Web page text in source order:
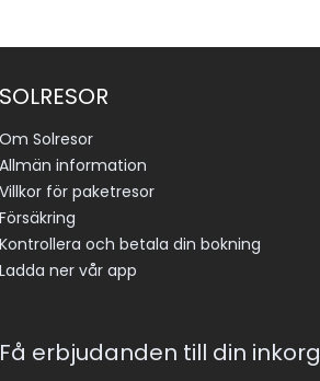
SOLRESOR
Om Solresor
Allmän information
Villkor för paketresor
Försäkring
Kontrollera och betala din bokning
Ladda ner vår app
Få erbjudanden till din inkorg